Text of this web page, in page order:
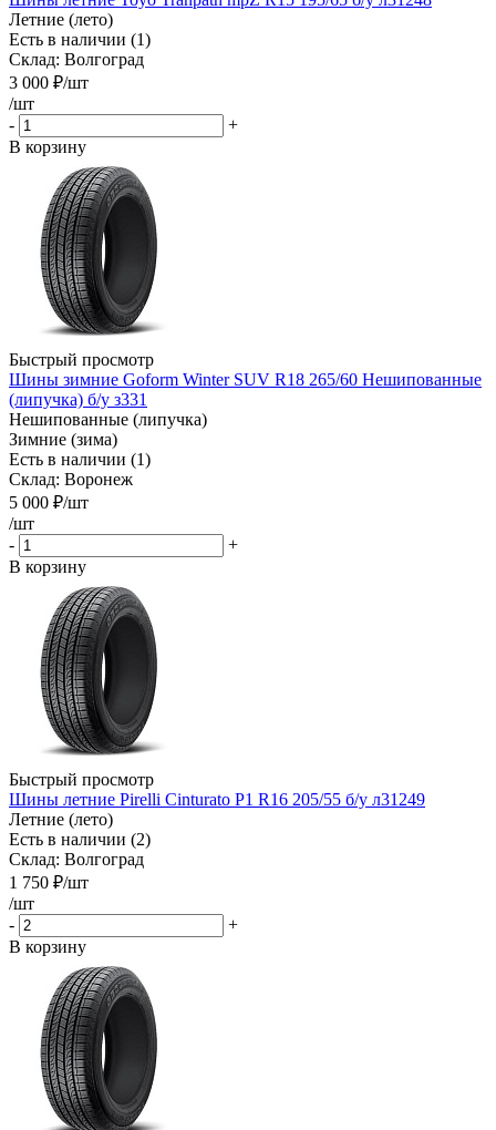
Летние (лето)
Есть в наличии (1)
Склад: Волгоград
3 000 ₽/шт
/шт
-
+
В корзину
Быстрый просмотр
Шины зимние Goform Winter SUV R18 265/60 Нешипованные
(липучка) б/у з331
Нешипованные (липучка)
Зимние (зима)
Есть в наличии (1)
Склад: Воронеж
5 000 ₽/шт
/шт
-
+
В корзину
Быстрый просмотр
Шины летние Pirelli Cinturato P1 R16 205/55 б/у л31249
Летние (лето)
Есть в наличии (2)
Склад: Волгоград
1 750 ₽/шт
/шт
-
+
В корзину